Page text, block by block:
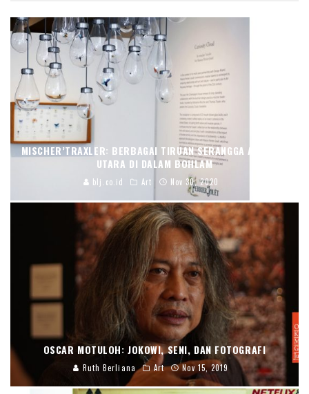
MISCHER’TRAXLER: BERBAGAI TIRUAN SERANGGA AMERIKA
UTARA DI DALAM BOHLAM
blj.co.id Art Nov 30, 2020
OSCAR MOTULOH: JOKOWI, SENI, DAN FOTOGRAFI
Ruth Berliana Art Nov 15, 2019